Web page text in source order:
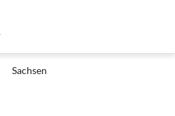
Sachsen